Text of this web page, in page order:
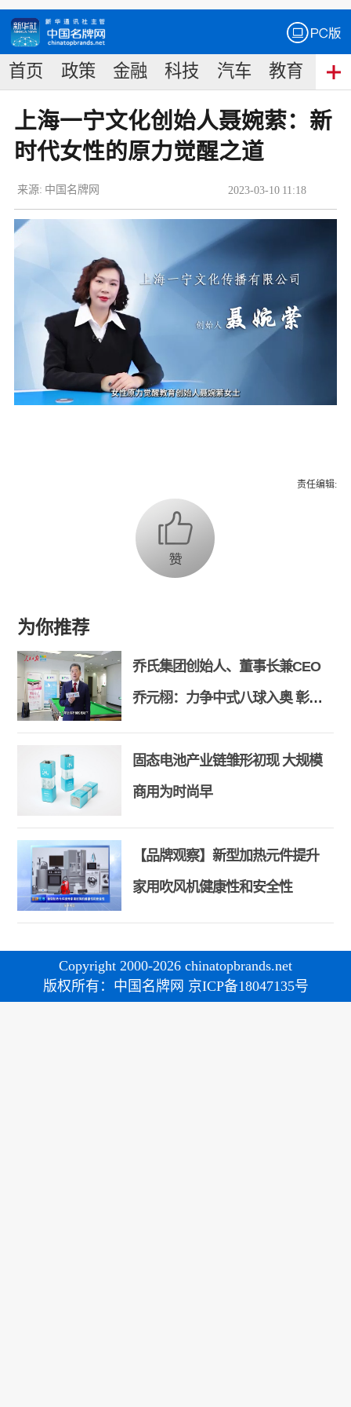
首页 政策 金融 科技 汽车 教育 食
上海一宁文化创始人聂婉萦：新
时代女性的原力觉醒之道
2023-03-10 11:18
来源: 中国名牌网
责任编辑:
为你推荐
乔氏集团创始人、董事长兼CEO
乔元栩：力争中式八球入奥 彰显
和合共生精神
固态电池产业链雏形初现 大规模
商用为时尚早
【品牌观察】新型加热元件提升
家用吹风机健康性和安全性
Copyright 2000-2026 chinatopbrands.net
版权所有：中国名牌网 京ICP备18047135号